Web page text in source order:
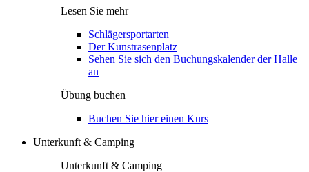
Lesen Sie mehr
Schlägersportarten
Der Kunstrasenplatz
Sehen Sie sich den Buchungskalender der Halle
an
Übung buchen
Buchen Sie hier einen Kurs
Unterkunft & Camping
Unterkunft & Camping